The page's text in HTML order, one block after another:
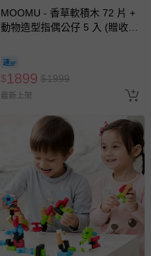
MOOMU - 香草軟積木 72 片 +
動物造型指偶公仔 5 入 (贈收納
$1899 $1999
最新上架